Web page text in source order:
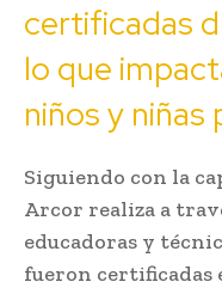
certificadas
lo que
niños y niñas
Siguiendo con la
Arcor realiza a
educadoras y
fueron certificadas